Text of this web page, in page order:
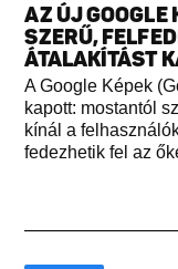
AZ ÚJ GOOGLE
SZERŰ,
ÁTALAKÍTÁST
A Google Képek
kapott: mostantól
kínál a
fedezhetik fel az